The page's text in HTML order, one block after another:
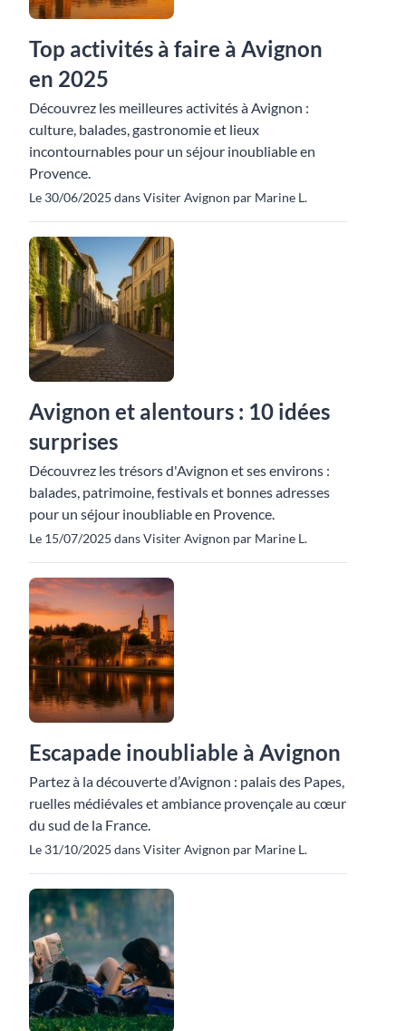
Top activités à faire à Avignon
en 2025
Découvrez les meilleures activités à Avignon :
culture, balades, gastronomie et lieux
incontournables pour un séjour inoubliable en
Provence.
Le 30/06/2025 dans Visiter Avignon par Marine L.
Avignon et alentours : 10 idées
surprises
Découvrez les trésors d'Avignon et ses environs :
balades, patrimoine, festivals et bonnes adresses
pour un séjour inoubliable en Provence.
Le 15/07/2025 dans Visiter Avignon par Marine L.
Escapade inoubliable à Avignon
Partez à la découverte d’Avignon : palais des Papes,
ruelles médiévales et ambiance provençale au cœur
du sud de la France.
Le 31/10/2025 dans Visiter Avignon par Marine L.